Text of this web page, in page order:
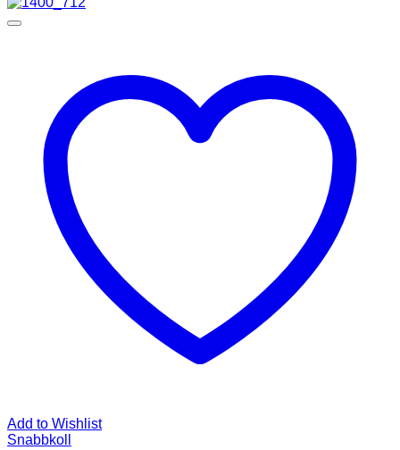
Add to Wishlist
Snabbkoll